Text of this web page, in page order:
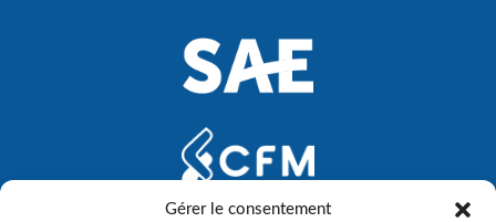
Gérer le consentement